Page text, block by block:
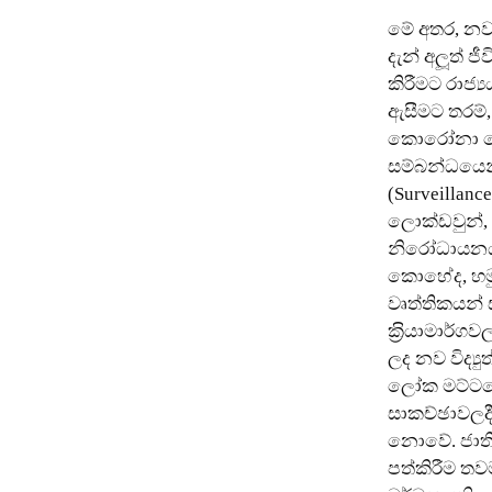
මේ අතර,
දැන් අලූත්
කිරීමට
ඇසීමට
කොරෝනා
ලොක්ඩවුන්,
කොහේද,
වෘත්තිකයන්
ලද නව
ලෝක
නොවේ.
පත්කිරීම